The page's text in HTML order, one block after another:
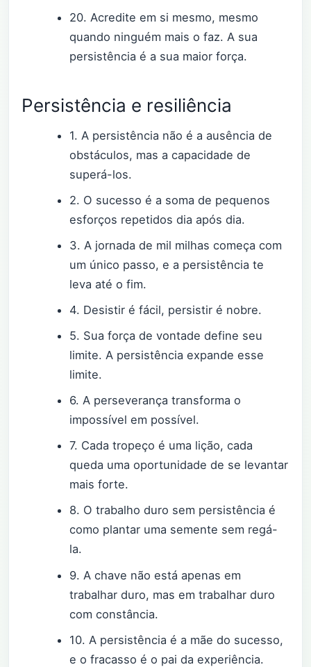
20. Acredite em si mesmo, mesmo
quando ninguém mais o faz. A sua
persistência é a sua maior força.
Persistência e resiliência
1. A persistência não é a ausência de
obstáculos, mas a capacidade de
superá-los.
2. O sucesso é a soma de pequenos
esforços repetidos dia após dia.
3. A jornada de mil milhas começa com
um único passo, e a persistência te
leva até o fim.
4. Desistir é fácil, persistir é nobre.
5. Sua força de vontade define seu
limite. A persistência expande esse
limite.
6. A perseverança transforma o
impossível em possível.
7. Cada tropeço é uma lição, cada
queda uma oportunidade de se levantar
mais forte.
8. O trabalho duro sem persistência é
como plantar uma semente sem regá-
la.
9. A chave não está apenas em
trabalhar duro, mas em trabalhar duro
com constância.
10. A persistência é a mãe do sucesso,
e o fracasso é o pai da experiência.